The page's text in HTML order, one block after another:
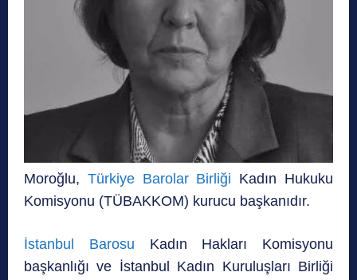
Moroğlu, Türkiye Barolar Birliği Kadın Hukuku
Komisyonu (TÜBAKKOM) kurucu başkanıdır.
İstanbul Barosu Kadın Hakları Komisyonu
başkanlığı ve İstanbul Kadın Kuruluşları Birliği